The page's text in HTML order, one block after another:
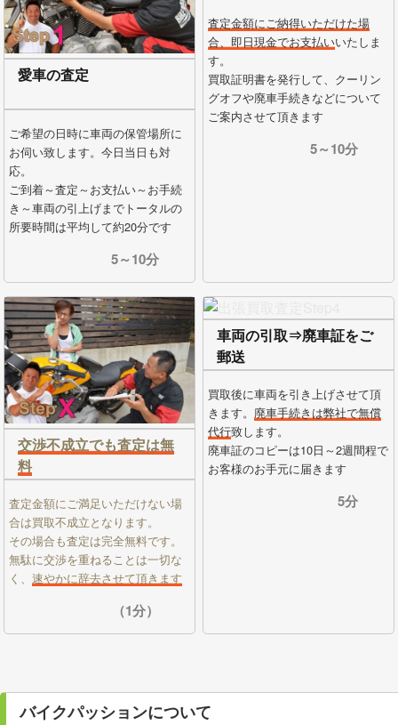
愛車の査定
ご希望の日時に車両の保管場所に
お伺い致します。今日当日も対
応。
ご到着～査定～お支払い～お手続
き～車両の引上げまでトータルの
所要時間は平均して約20分です
5～10分
査定金額にご納得いただけた場
合、即日現金でお支払いいたしま
す。
買取証明書を発行して、クーリン
グオフや廃車手続きなどについて
ご案内させて頂きます
5～10分
交渉不成立でも査定は無
料
査定金額にご満足いただけない場
合は買取不成立となります。
その場合も査定は完全無料です。
無駄に交渉を重ねることは一切な
く、速やかに辞去させて頂きます
（1分）
車両の引取⇒廃車証をご
郵送
買取後に車両を引き上げさせて頂
きます。 廃車手続きは弊社で無償
代行致します。
廃車証のコピーは10日～2週間程で
お客様のお手元に届きます
5分
バイクパッションについて